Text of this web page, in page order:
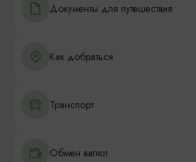
Документы для путешествия
Как добраться
Транспорт
Обмен валют